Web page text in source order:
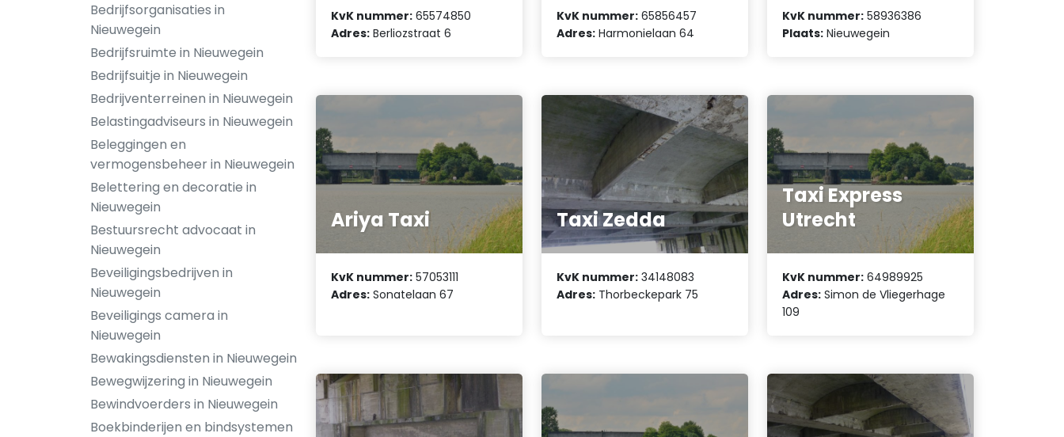
Bedrijfsorganisaties in
Nieuwegein
Bedrijfsruimte in Nieuwegein
Bedrijfsuitje in Nieuwegein
Bedrijventerreinen in Nieuwegein
Belastingadviseurs in Nieuwegein
Beleggingen en
vermogensbeheer in Nieuwegein
Belettering en decoratie in
Nieuwegein
Bestuursrecht advocaat in
Nieuwegein
Beveiligingsbedrijven in
Nieuwegein
Beveiligings camera in
Nieuwegein
Bewakingsdiensten in Nieuwegein
Bewegwijzering in Nieuwegein
Bewindvoerders in Nieuwegein
Boekbinderijen en bindsystemen
KvK nummer: 65574850
Adres: Berliozstraat 6
KvK nummer: 65856457
Adres: Harmonielaan 64
KvK nummer: 58936386
Plaats: Nieuwegein
Ariya Taxi
KvK nummer: 57053111
Adres: Sonatelaan 67
Taxi Zedda
KvK nummer: 34148083
Adres: Thorbeckepark 75
Taxi Express
Utrecht
KvK nummer: 64989925
Adres: Simon de Vliegerhage
109